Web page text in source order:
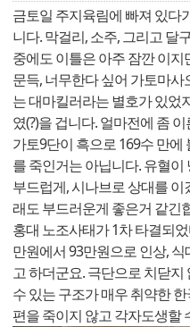
금토일 주지육림에 빠져 있다
니다. 막걸리, 소주, 그리고 달
중에도 이틀은 아주 잠깐 이
문득, 너무한다 싶어 가토마
는 대마킬러라는 별호가 있었
였(?)을 겁니다. 얼마전에 좀
가토9단이 흑으로 169수 만
를 죽인거는 아닙니다. 유혈
부드럽게, 시나브로 상대를
래도 부드러운게 좋은거 같긴
홍대 노조사태가 1차 타결되
만원에서 93만원으로 인상,
고 하더군요. 극단으로 치닫
수 있는 구조가 매우 취약한
편을 죽이지 않고 각자도생할